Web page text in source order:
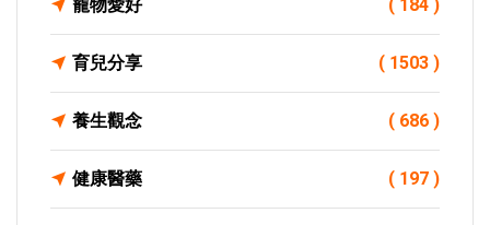
寵物愛好 ( 184 )
育兒分享 ( 1503 )
養生觀念 ( 686 )
健康醫藥 ( 197 )